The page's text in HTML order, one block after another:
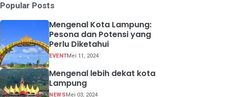
Popular Posts
Mengenal Kota Lampung:
Pesona dan Potensi yang
Perlu Diketahui
EVENTMei 11, 2024
Mengenal lebih dekat kota
Lampung
NEWS Mei 03, 2024